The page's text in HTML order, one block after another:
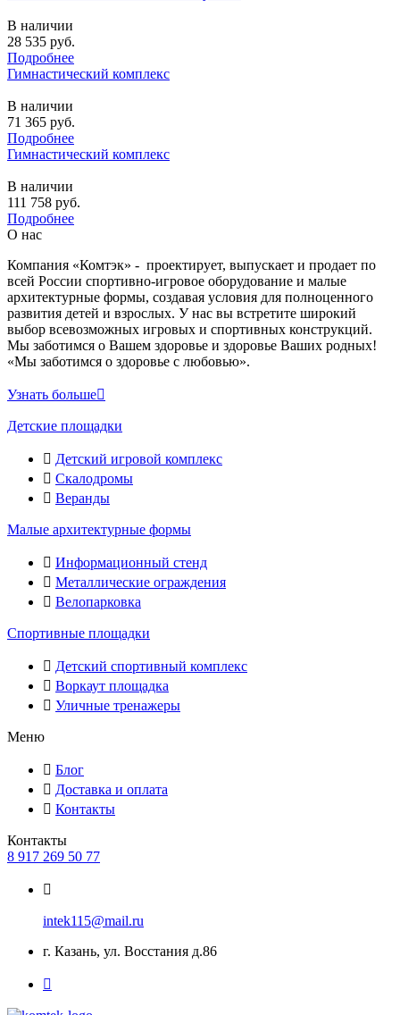
В наличии
28 535 руб.
Подробнее
Гимнастический комплекс
В наличии
71 365 руб.
Подробнее
Гимнастический комплекс
В наличии
111 758 руб.
Подробнее
О нас
Компания «Комтэк» - проектирует, выпускает и продает по
всей России спортивно-игровое оборудование и малые
архитектурные формы, создавая условия для полноценного
развития детей и взрослых. У нас вы встретите широкий
выбор всевозможных игровых и спортивных конструкций.
Мы заботимся о Вашем здоровье и здоровье Ваших родных!
«Мы заботимся о здоровье с любовью».
Узнать больше
Детские площадки
Детский игровой комплекс
Скалодромы
Веранды
Малые архитектурные формы
Информационный стенд
Металлические ограждения
Велопарковка
Спортивные площадки
Детский спортивный комплекс
Воркаут площадка
Уличные тренажеры
Меню
Блог
Доставка и оплата
Контакты
Контакты
8 917 269 50 77
intek115@mail.ru
г. Казань, ул. Восстания д.86